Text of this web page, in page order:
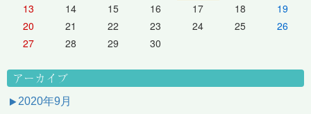
13
14 15 16 17 18
19
20
21 22 23 24 25
26
27
28 29 30
アーカイブ
2020年9月